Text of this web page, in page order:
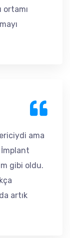
ama
gibi oldu.
artık